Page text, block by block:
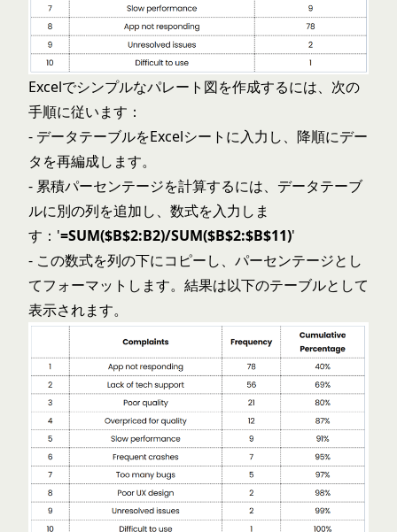
Excelでシンプルなパレート図を作成するには、次の
手順に従います：
- データテーブルをExcelシートに入力し、降順にデー
タを再編成します。
- 累積パーセンテージを計算するには、データテーブ
ルに別の列を追加し、数式を入力しま
す：'=SUM($B$2:B2)/SUM($B$2:$B$11)'
- この数式を列の下にコピーし、パーセンテージとし
てフォーマットします。結果は以下のテーブルとして
表示されます。